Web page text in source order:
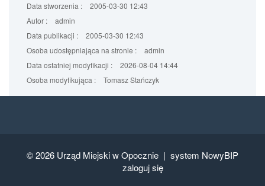
Data stworzenia :
2005-03-30 12:43
Autor :
admin
Data publikacji :
2005-03-30 12:43
Osoba udostępniająca na stronie :
admin
Data ostatniej modyfikacji :
2026-08-04 14:44
Osoba modyfikująca :
Tomasz Stańczyk
© 2026 Urząd Miejski w Opocznie | system NowyBIP
zaloguj się